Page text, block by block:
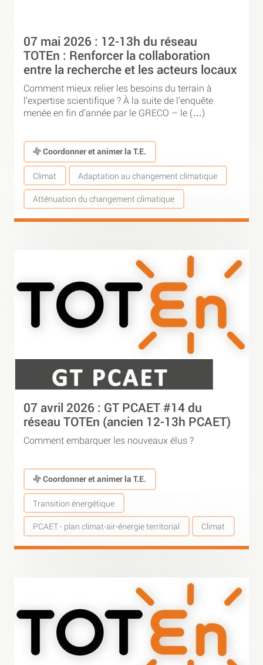
07 mai 2026 : 12-13h du réseau
TOTEn : Renforcer la collaboration
entre la recherche et les acteurs locaux
Comment mieux relier les besoins du terrain à
l’expertise scientifique ? À la suite de l’enquête
menée en fin d’année par le GRECO – le (…)
Coordonner et animer la T.E.
Climat Adaptation au changement climatique
Atténuation du changement climatique
07 avril 2026 : GT PCAET #14 du
réseau TOTEn (ancien 12-13h PCAET)
Comment embarquer les nouveaux élus ?
Coordonner et animer la T.E.
Transition énergétique
PCAET - plan climat-air-énergie territorial Climat